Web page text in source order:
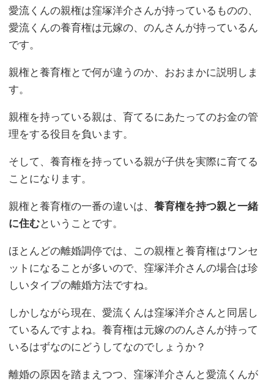
愛流くんの親権は窪塚洋介さんが持っているものの、
愛流くんの養育権は元嫁の、のんさんが持っているん
です。
親権と養育権とで何が違うのか、おおまかに説明しま
す。
親権を持っている親は、育てるにあたってのお金の管
理をする役目を負います。
そして、養育権を持っている親が子供を実際に育てる
ことになります。
親権と養育権の一番の違いは、養育権を持つ親と一緒
に住むということです。
ほとんどの離婚調停では、この親権と養育権はワンセ
ットになることが多いので、窪塚洋介さんの場合は珍
しいタイプの離婚方法ですね。
しかしながら現在、愛流くんは窪塚洋介さんと同居し
ているんですよね。養育権は元嫁ののんさんが持って
いるはずなのにどうしてなのでしょうか？
離婚の原因を踏まえつつ、窪塚洋介さんと愛流くんが